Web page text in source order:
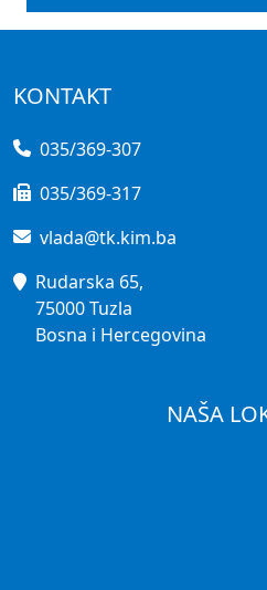
KONTAKT
035/369-307
035/369-317
vlada@tk.kim.ba
Rudarska 65,
75000 Tuzla
Bosna i Hercegovina
NAŠA